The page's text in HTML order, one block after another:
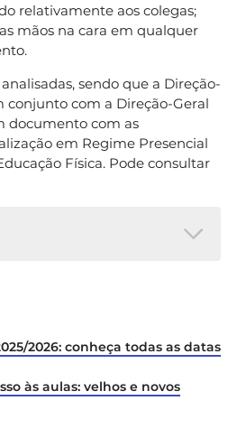
relativamente aos colegas;
mãos na cara em qualquer
sendo que a Direção-
conjunto com a Direção-Geral
documento com as
em Regime Presencial
Física. Pode consultar
Aulas Práticas de
a Realização em Regime
Práticas de Educação Física
2026: conheça todas as datas
às aulas: velhos e novos